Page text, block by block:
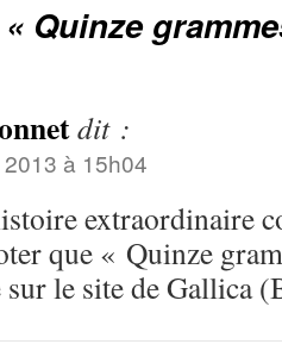
« Quinze
dit :
à 15h04
extraordinaire
que « Quinze
le site de Gallica